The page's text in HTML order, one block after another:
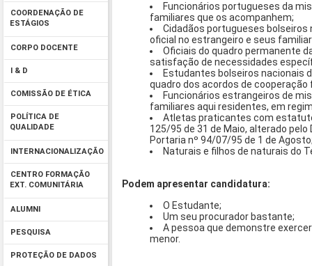
COORDENAÇÃO DE
ESTÁGIOS
CORPO DOCENTE
I & D
COMISSÃO DE ÉTICA
POLÍTICA DE
QUALIDADE
INTERNACIONALIZAÇÃO
CENTRO FORMAÇÃO
EXT. COMUNITÁRIA
ALUMNI
PESQUISA
PROTEÇÃO DE DADOS
Funcionários portugueses da
familiares que os acompanhem;
Cidadãos portugueses
oficial no estrangeiro e seus
Oficiais do quadro permanente
satisfação de necessidades
Estudantes bolseiros nacionais
quadro dos acordos de
Funcionários estrangeiros de
familiares aqui residentes, em
Atletas praticantes com
125/95 de 31 de Maio, alterado
Portaria nº 94/07/95 de 1 de
Naturais e filhos de naturais do
Podem apresentar candidatura:
O Estudante;
Um seu procurador bastante;
A pessoa que demonstre
menor.